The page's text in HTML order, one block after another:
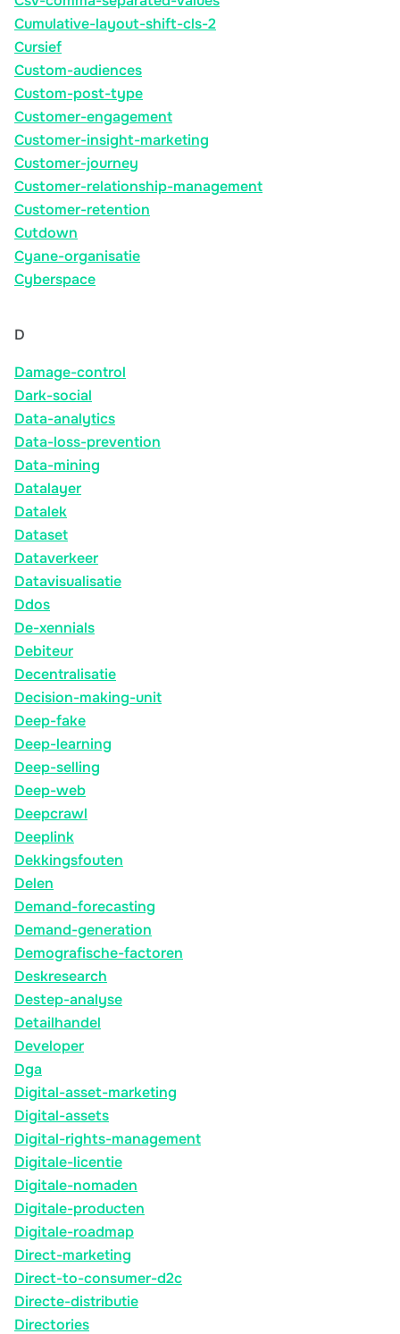
Cumulative-layout-shift-cls-2
Cursief
Custom-audiences
Custom-post-type
Customer-engagement
Customer-insight-marketing
Customer-journey
Customer-relationship-management
Customer-retention
Cutdown
Cyane-organisatie
Cyberspace
D
Damage-control
Dark-social
Data-analytics
Data-loss-prevention
Data-mining
Datalayer
Datalek
Dataset
Dataverkeer
Datavisualisatie
Ddos
De-xennials
Debiteur
Decentralisatie
Decision-making-unit
Deep-fake
Deep-learning
Deep-selling
Deep-web
Deepcrawl
Deeplink
Dekkingsfouten
Delen
Demand-forecasting
Demand-generation
Demografische-factoren
Deskresearch
Destep-analyse
Detailhandel
Developer
Dga
Digital-asset-marketing
Digital-assets
Digital-rights-management
Digitale-licentie
Digitale-nomaden
Digitale-producten
Digitale-roadmap
Direct-marketing
Direct-to-consumer-d2c
Directe-distributie
Directories